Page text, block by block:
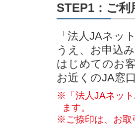
STEP1：ご利
「法人JAネッ
うえ、お申込
はじめてのお
お近くのJA窓
※「法人JAネット
ます。
※ご捺印は、お取